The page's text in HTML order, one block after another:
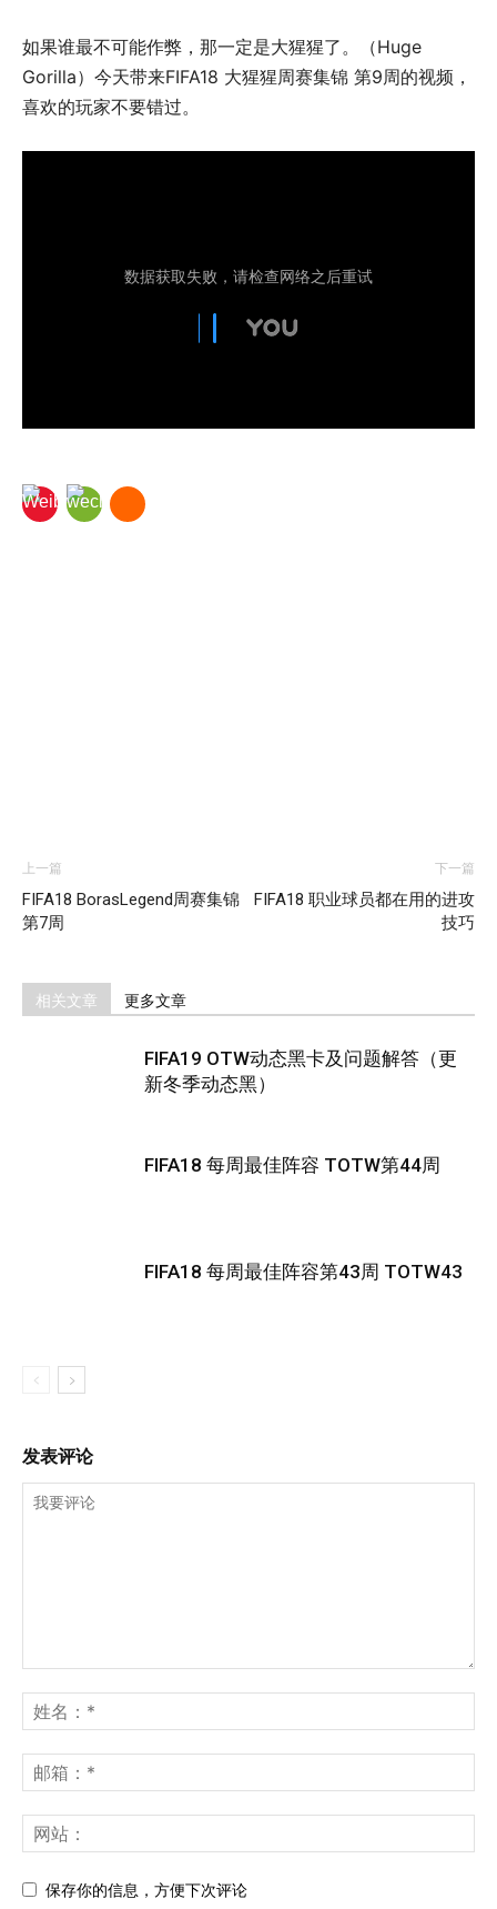
如果谁最不可能作弊，那一定是大猩猩了。（Huge
Gorilla）今天带来FIFA18 大猩猩周赛集锦 第9周的视频，
喜欢的玩家不要错过。
上一篇
FIFA18 BorasLegend周赛集锦
第7周
下一篇
FIFA18 职业球员都在用的进攻
技巧
相关文章 更多文章
FIFA19 OTW动态黑卡及问题解答（更
新冬季动态黑）
FIFA18 每周最佳阵容 TOTW第44周
FIFA18 每周最佳阵容第43周 TOTW43
发表评论
保存你的信息，方便下次评论